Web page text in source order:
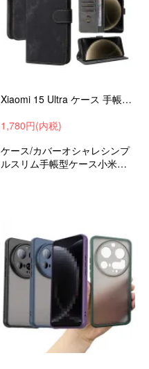
Xiaomi 15 Ultra ケース 手帳型 カバー PUレザー 手帳型PUレザーケース スタンド機能 カード収納 ストラップ穴 小米 シャオミ 15 ウルトラ
1,780円(内税)
ケース/カバーオシャレシンプ
ルスリム手帳型ケース小米シ